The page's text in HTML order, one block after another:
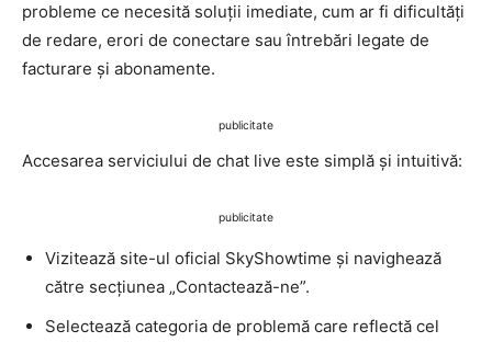
probleme ce necesită soluții imediate, cum ar fi dificultăți
de redare, erori de conectare sau întrebări legate de
facturare și abonamente.
publicitate
Accesarea serviciului de chat live este simplă și intuitivă:
publicitate
Vizitează site-ul oficial SkyShowtime și navighează
către secțiunea „Contactează-ne”.
Selectează categoria de problemă care reflectă cel